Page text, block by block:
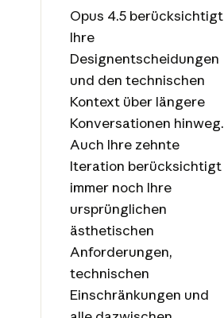
Opus 4.5 berücksichtigt
Ihre
Designentscheidungen
und den technischen
Kontext über längere
Konversationen hinweg.
Auch Ihre zehnte
Iteration berücksichtigt
immer noch Ihre
ursprünglichen
ästhetischen
Anforderungen,
technischen
Einschränkungen und